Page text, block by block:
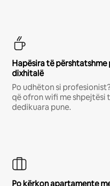
Hapësira të
dixhitalë
Po udhëton si
që ofron wifi me shpejtësi
dedikuara pune.